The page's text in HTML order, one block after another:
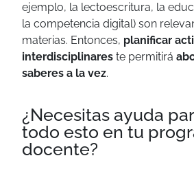
ejemplo, la lectoescritura, la
la competencia digital) son
materias. Entonces, planificar
interdisciplinares te permitirá
saberes a la vez.
¿Necesitas ayuda
todo esto en tu
docente?